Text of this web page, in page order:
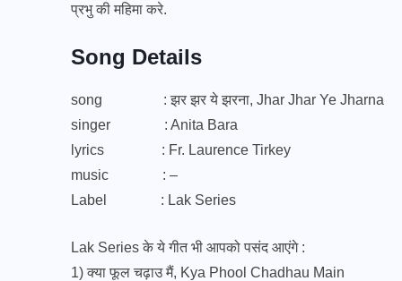
प्रभु की महिमा करे.
Song Details
song : झर झर ये झरना, Jhar Jhar Ye Jharna
singer : Anita Bara
lyrics : Fr. Laurence Tirkey
music : –
Label : Lak Series
Lak Series के ये गीत भी आपको पसंद आएंगे :
1)क्या फूल चढ़ाउ मैं, Kya Phool Chadhau Main